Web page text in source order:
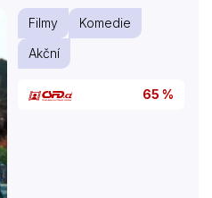
Filmy
Komedie
Akční
65 %